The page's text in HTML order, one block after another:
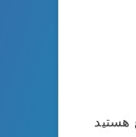
هستید